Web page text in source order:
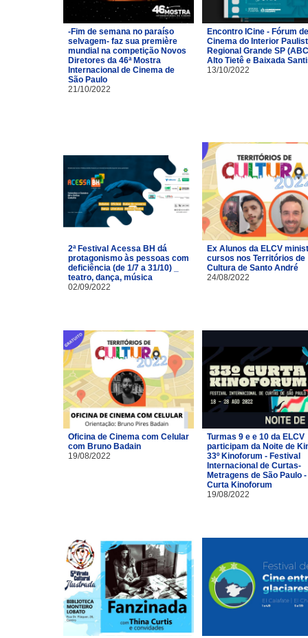
-Fim de semana no paraíso
selvagem- faz sua première
mundial na competição Novos
Diretores da 46ª Mostra
Internacional de Cinema de
São Paulo
21/10/2022
Encontro ICine - Fórum de
Cinema do Interior
Regional Grande SP
Alto Tietê e Baixada
13/10/2022
2ª Festival Acessa BH dá
protagonismo às pessoas com
deficiência (de 1/7 a 31/10) _
teatro, dança, música
02/09/2022
Ex Alunos da ELCV
cursos nos Territórios de
Cultura de Santo André
24/08/2022
Oficina de Cinema com Celular
com Bruno Badain
19/08/2022
Turmas 9 e e 10 da ELCV
participam da Noite de
33º Kinoforum - Festival
Internacional de Curtas-
Metragens de São Paulo -
Curta Kinoforum
19/08/2022